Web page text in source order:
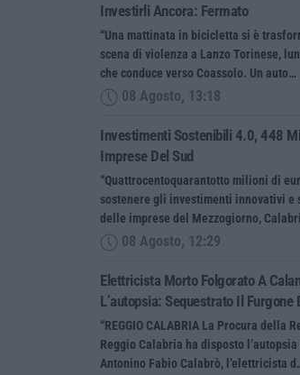
Investirli Ancora: Fermato
“Una mattinata in bicicletta si è
scena di violenza a Lanzo Torinese,
che conduce verso Coassolo. Un auto…
08 Agosto, 13:18
Investimenti Sostenibili 4.0, 448
Imprese Del Sud
“Quattrocentoquarantotto milioni di
sostenere gli investimenti innovativi e
delle imprese del Mezzogiorno,
08 Agosto, 12:29
Elettricista Morto Folgorato A
L’autopsia: Sequestrato Il Furgone
“REGGIO CALABRIA La Procura della
Reggio Calabria ha disposto
Antonino Fabio Calabrò, l’elettricista